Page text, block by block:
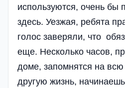
используются, очень бы
здесь. Уезжая, ребята
голос заверяли, что
еще. Несколько часов,
доме, запомнятся на
другую жизнь,